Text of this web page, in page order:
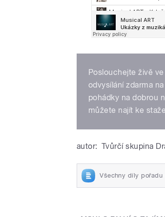
Poslouchejte živě
odvysílání zdarma
pohádky na dobrou
můžete najít ke
autor: Tvůrčí skupina
Všechny díly pořadu